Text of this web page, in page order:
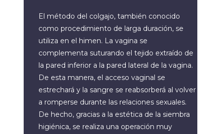
El método del colgajo, también conocido
como procedimiento de larga duración, se
utiliza en el himen. La vagina se
complementa suturando el tejido extraído de
la pared inferior a la pared lateral de la vagina.
De esta manera, el acceso vaginal se
estrechará y la sangre se reabsorberá al volver
a romperse durante las relaciones sexuales.
De hecho, gracias a la estética de la siembra
higiénica, se realiza una operación muy